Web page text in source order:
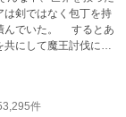
は剣ではなく包丁を持
。 するとあ
にして魔王討伐に多
あるドロマーと言う
ィアであったが、実
に堕とされていたの
件